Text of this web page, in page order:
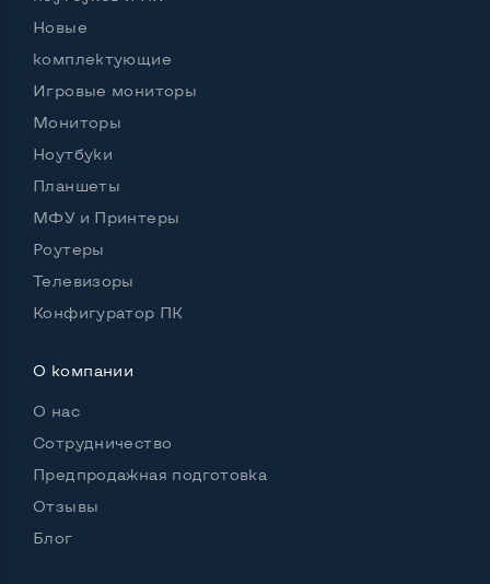
Тип видеокарты
Видеопроцессор ноутбука
Размер видеопамяти, Гб
Удобство пользования:
Материал корпуса
Подсветка клавиатуры
Русские и украинские буквы на клавиатуре
Операционная система
Разъемы подключения:
Новые
комплектующие
Игровые мониторы
Мониторы
Ноутбуки
Планшеты
МФУ и Принтеры
Роутеры
Телевизоры
Конфигуратор ПК
О компании
О нас
Сотрудничество
Предпродажная подготовка
Отзывы
Блог